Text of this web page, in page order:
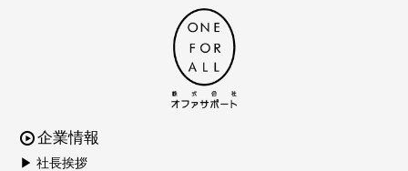
企業情報
▶ 社長挨拶